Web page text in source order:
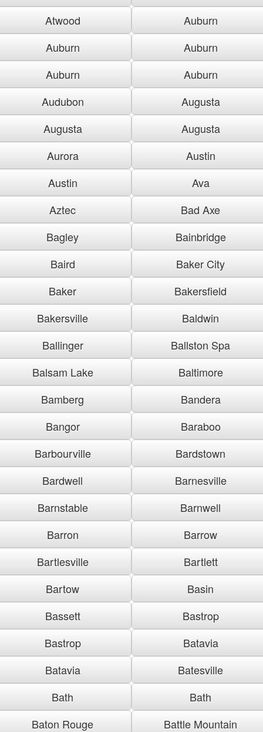
Atwood
Auburn
Auburn
Auburn
Auburn
Auburn
Audubon
Augusta
Augusta
Augusta
Aurora
Austin
Austin
Ava
Aztec
Bad Axe
Bagley
Bainbridge
Baird
Baker City
Baker
Bakersfield
Bakersville
Baldwin
Ballinger
Ballston Spa
Balsam Lake
Baltimore
Bamberg
Bandera
Bangor
Baraboo
Barbourville
Bardstown
Bardwell
Barnesville
Barnstable
Barnwell
Barron
Barrow
Bartlesville
Bartlett
Bartow
Basin
Bassett
Bastrop
Bastrop
Batavia
Batavia
Batesville
Bath
Bath
Baton Rouge
Battle Mountain